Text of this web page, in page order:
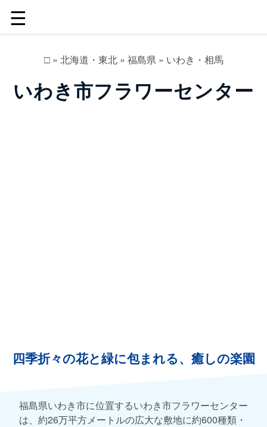
☰
□» 北海道・東北» 福島県» いわき・相馬
いわき市フラワーセンター
四季折々の花と緑に包まれる、癒しの楽園
福島県いわき市に位置するいわき市フラワーセンター
は、約26万平方メートルの広大な敷地に約600種類・